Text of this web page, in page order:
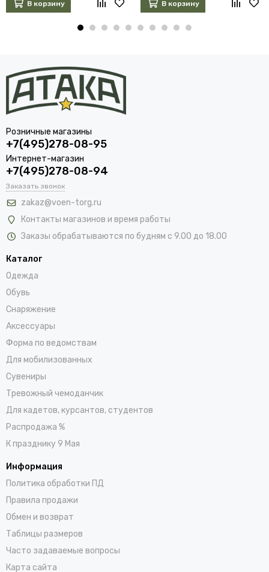
В корзину В корзину
Розничные магазины
+7(495)278-08-95
Интернет-магазин
+7(495)278-08-94
Заказать звонок
zakaz@voen-torg.ru
Контакты магазинов и время работы
Заказы обрабатываются по будням с 9.00 до 18.00
Каталог
Одежда
Обувь
Снаряжение
Аксессуары
Форма по ведомствам
Для мобилизованных
Сувениры
Тревожный чемоданчик
Для кадетов, курсантов, студентов
Распродажа %
К празднику 9 Мая
Информация
Политика обработки ПД
Правила продажи
Обмен и возврат
Таблицы размеров
Часто задаваемые вопросы
Карта сайта